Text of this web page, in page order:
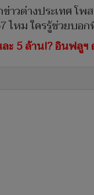
ต่างประเทศ โพ
ไหม ใครรู้ช่วยบอก
ะ 5 ล้าน!? อินฟลู